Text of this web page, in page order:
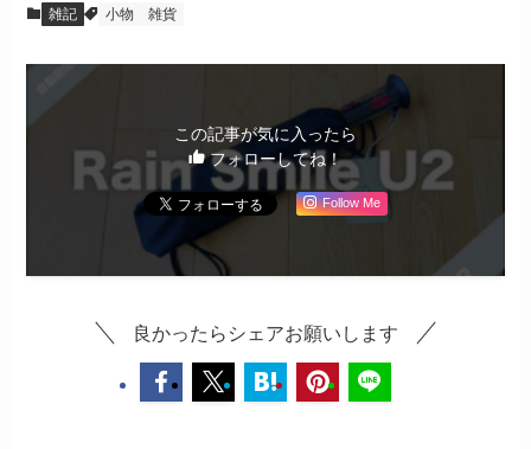
雑記 小物 雑貨
この記事が気に入ったら
フォローしてね！
Follow Me
良かったらシェアお願いします